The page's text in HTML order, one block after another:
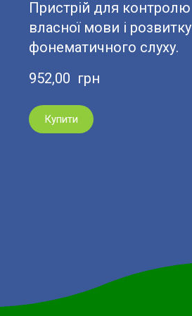
Пристрій для контролю
власної мови і розвитку
фонематичного слуху.
952,00  грн
Купити